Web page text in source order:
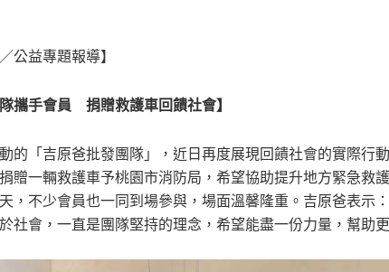
公益專題報導】
隊攜手會員 捐贈救護車回饋社會】
的「吉原爸批發團隊」，近日再度展現回饋社會的實際行
贈一輛救護車予桃園市消防局，希望協助提升地方緊急救
，不少會員也一同到場參與，場面溫馨隆重。吉原爸表示
社會，一直是團隊堅持的理念，希望能盡一份力量，幫助